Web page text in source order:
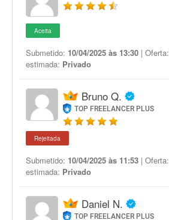
Aceita
Submetido: 10/04/2025 às 13:30 | Oferta:
estimada: Privado
Bruno Q.
TOP FREELANCER PLUS
Rejeitada
Submetido: 10/04/2025 às 11:53 | Oferta:
estimada: Privado
Daniel N.
TOP FREELANCER PLUS